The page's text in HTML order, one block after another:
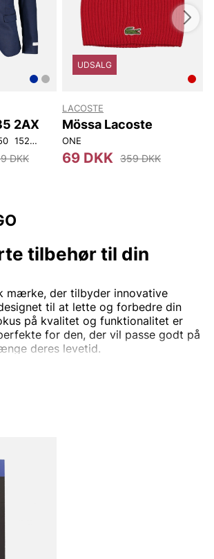
2AX
152 92 96 100
DKK
UDSALG
LACOSTE
Mössa Lacoste
ONE
69 DKK 359 DKK
tilbehør til din
mærke, der tilbyder innovative
til at lette og forbedre din
på kvalitet og funktionalitet er
for den, der vil passe godt på
deres levetid.
og kvalitet
at bruge miljøvenlige materialer og
sikrer de, at deres
produkt er omhyggeligt
høje kvalitetsstandarder og
skotilbehør omfatter alt fra
til impregneringssprayer og
Disse produkter er designet til at